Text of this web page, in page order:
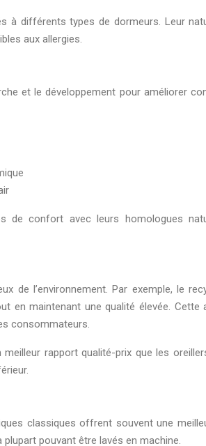
à différents types de dormeurs. Leur
aux allergies.
et le développement pour améliorer
de confort avec leurs homologues
de l’environnement. Par exemple, le
en maintenant une qualité élevée. Cette
consommateurs.
rapport qualité-prix que les
classiques offrent souvent une
pouvant être lavés en machine.